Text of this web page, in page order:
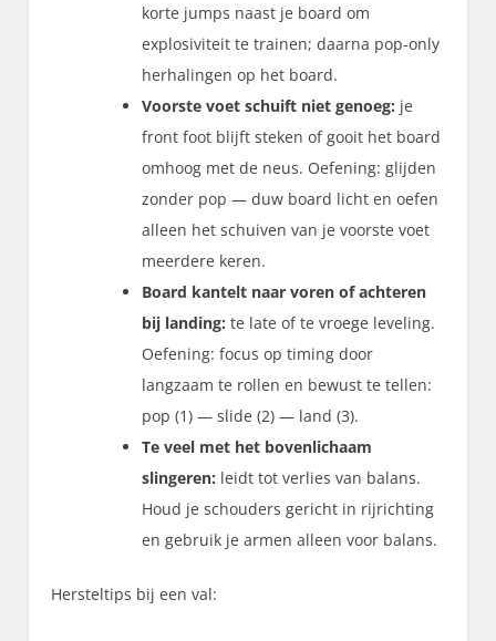
korte jumps naast je board om
explosiviteit te trainen; daarna pop-only
herhalingen op het board.
Voorste voet schuift niet genoeg: je
front foot blijft steken of gooit het board
omhoog met de neus. Oefening: glijden
zonder pop — duw board licht en oefen
alleen het schuiven van je voorste voet
meerdere keren.
Board kantelt naar voren of achteren
bij landing: te late of te vroege leveling.
Oefening: focus op timing door
langzaam te rollen en bewust te tellen:
pop (1) — slide (2) — land (3).
Te veel met het bovenlichaam
slingeren: leidt tot verlies van balans.
Houd je schouders gericht in rijrichting
en gebruik je armen alleen voor balans.
Hersteltips bij een val: